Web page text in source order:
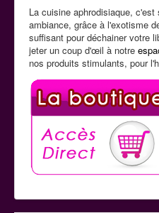
La cuisine aphrodisiaque,
ambiance, grâce à l'exotisme
suffisant pour déchainer votre
jeter un coup d'œil à notre
nos produits stimulants, pour